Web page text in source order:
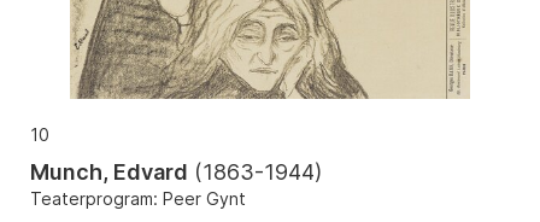
10
Munch, Edvard (1863-1944)
Teaterprogram: Peer Gynt